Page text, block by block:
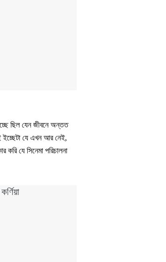
ছিল যেন জীবনে অন্তত
ইচ্ছেটা যে এখন আর নেই,
যে সিনেমা পরিচালনা